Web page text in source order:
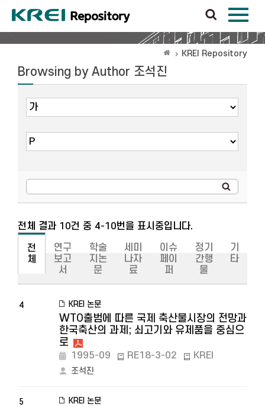
KREI Repository
Browsing by Author 조석진
전체 결과 10건 중 4-10번을 표시중입니다.
전
체
연구
보고
서
학술
지논
문
세미
나자
료
이슈
페이
퍼
정기
간행
물
기
타
4 KREI 논문
WTO출범에 따른 국제 축산물시장의 전망과
한국축산의 과제; 쇠고기와 유제품을 중심으
로
1995-09 RE18-3-02 KREI
조석진
5 KREI 논문